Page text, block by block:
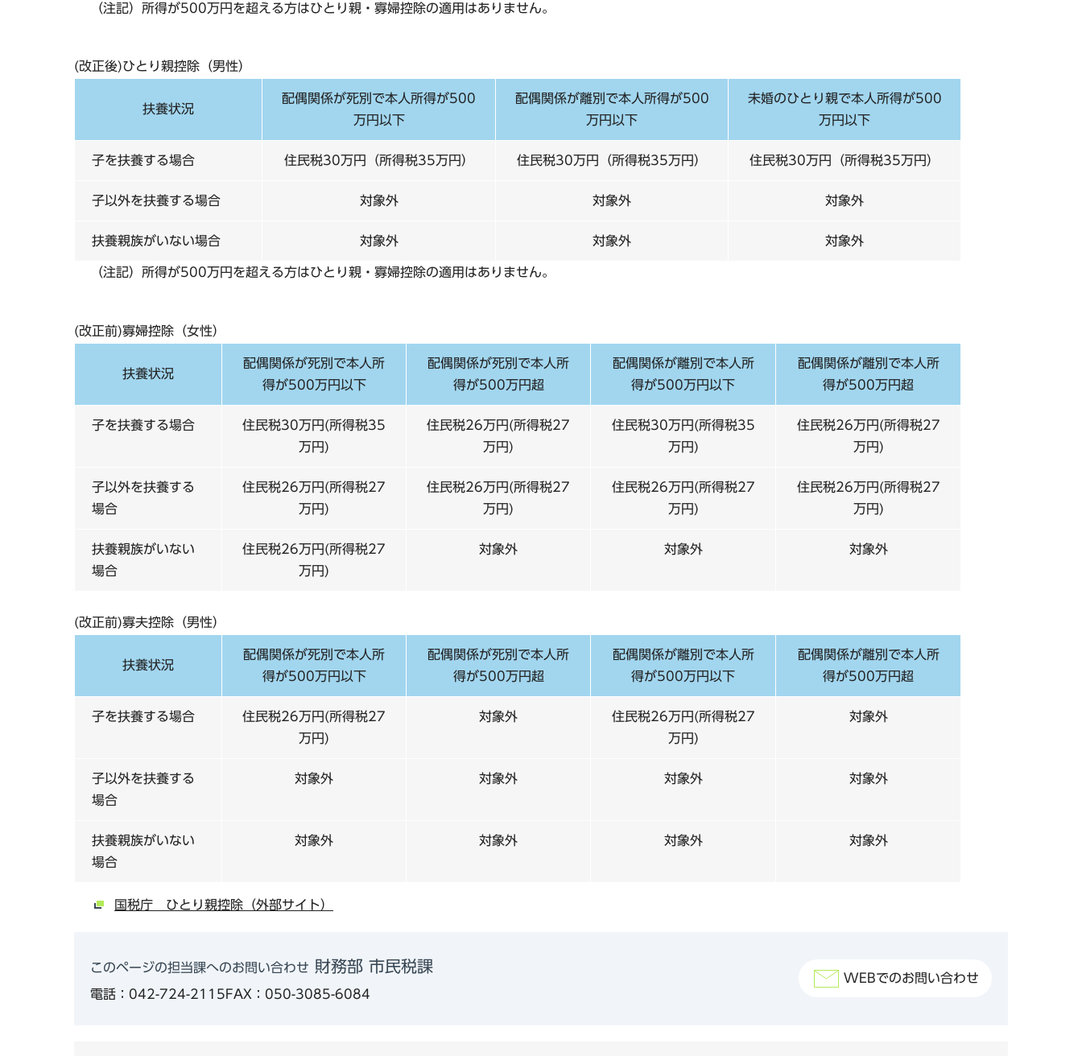
（注記）所得が500万円を超える方はひとり親・寡婦控除の適用はありません。
(改正後)ひとり親控除（男性）
扶養状況
配偶関係が死別で本人所得が500
万円以下
配偶関係が離別で本人所得が500
万円以下
未婚のひとり親で本人所得が500
万円以下
子を扶養する場合 住民税30万円（所得税35万円） 住民税30万円（所得税35万円） 住民税30万円（所得税35万円）
子以外を扶養する場合 対象外 対象外 対象外
扶養親族がいない場合 対象外 対象外 対象外
（注記）所得が500万円を超える方はひとり親・寡婦控除の適用はありません。
(改正前)寡婦控除（女性）
扶養状況
配偶関係が死別で本人所
得が500万円以下
配偶関係が死別で本人所
得が500万円超
配偶関係が離別で本人所
得が500万円以下
配偶関係が離別で本人所
得が500万円超
子を扶養する場合
住民税30万円(所得税35
万円)
住民税26万円(所得税27
万円)
住民税30万円(所得税35
万円)
住民税26万円(所得税27
万円)
子以外を扶養する
場合
住民税26万円(所得税27
万円)
住民税26万円(所得税27
万円)
住民税26万円(所得税27
万円)
住民税26万円(所得税27
万円)
扶養親族がいない
場合
住民税26万円(所得税27
万円)
対象外 対象外 対象外
(改正前)寡夫控除（男性）
扶養状況
配偶関係が死別で本人所
得が500万円以下
配偶関係が死別で本人所
得が500万円超
配偶関係が離別で本人所
得が500万円以下
配偶関係が離別で本人所
得が500万円超
子を扶養する場合
住民税26万円(所得税27
万円)
対象外
住民税26万円(所得税27
万円)
対象外
子以外を扶養する
場合
対象外 対象外 対象外 対象外
扶養親族がいない
場合
対象外 対象外 対象外 対象外
国税庁 ひとり親控除（外部サイト）
このページの担当課へのお問い合わせ 財務部 市民税課
電話：042-724-2115FAX：050-3085-6084
WEBでのお問い合わせ